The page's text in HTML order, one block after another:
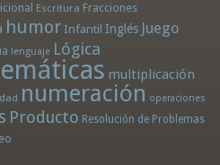
Escritura Fracciones
humor Infantil Inglés Juego
lenguaje Lógica
multiplicación
numeración operaciones
Producto Resolución de Problemas